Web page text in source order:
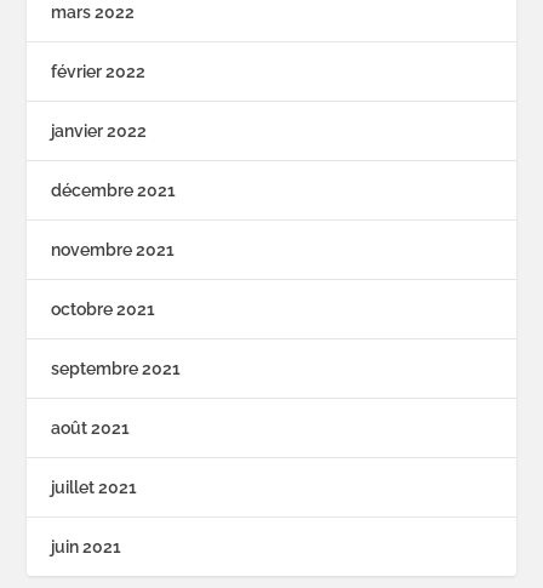
mars 2022
février 2022
janvier 2022
décembre 2021
novembre 2021
octobre 2021
septembre 2021
août 2021
juillet 2021
juin 2021